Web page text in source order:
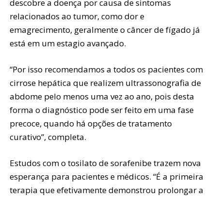
descobre a doença por causa de sintomas
relacionados ao tumor, como dor e
emagrecimento, geralmente o câncer de fígado já
está em um estagio avançado.
“Por isso recomendamos a todos os pacientes com
cirrose hepática que realizem ultrassonografia de
abdome pelo menos uma vez ao ano, pois desta
forma o diagnóstico pode ser feito em uma fase
precoce, quando há opções de tratamento
curativo”, completa.
Estudos com o tosilato de sorafenibe trazem nova
esperança para pacientes e médicos. “É a primeira
terapia que efetivamente demonstrou prolongar a